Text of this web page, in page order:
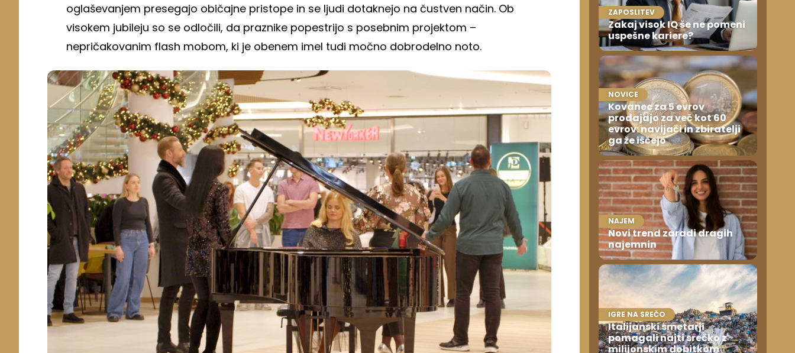
oglaševanjem presegajo običajne pristope in se ljudi dotaknejo na čustven način. Ob
visokem jubileju so se odločili, da praznike popestrijo s posebnim projektom –
nepričakovanim flash mobom, ki je obenem imel tudi močno dobrodelno noto.
ZAPOSLITEV
Zakaj visok IQ še ne pomeni
uspešne kariere?
NOVICE
Kovanec za 5 evrov
prodajajo za več kot 60
evrov: navijači in zbiratelji
ga že iščejo
NAJEM
Novi trend zaradi dragih
najemnin
IGRE NA SREČO
Italijanski smetarji
pomagali najti srečko z
milijonskim dobitkom